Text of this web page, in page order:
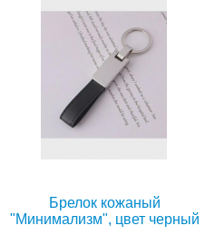
Брелок кожаный
"Минимализм", цвет черный